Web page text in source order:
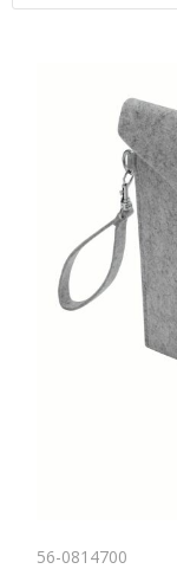
56-0814700